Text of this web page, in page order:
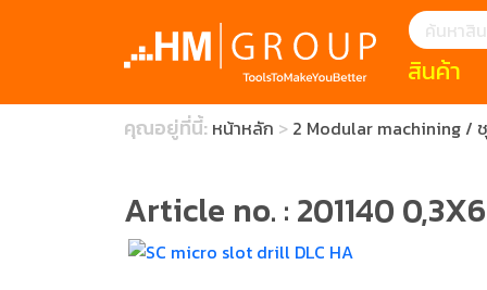
สินค้า
แนะนำ
กระดาษอุตสา
มีดคัตเตอร์
HOFFMANN
บทความ
คุณอยู่ที่นี้: หน้าหลัก 2 Modular machining / ชุ
Article no. : 201140 0,3X6